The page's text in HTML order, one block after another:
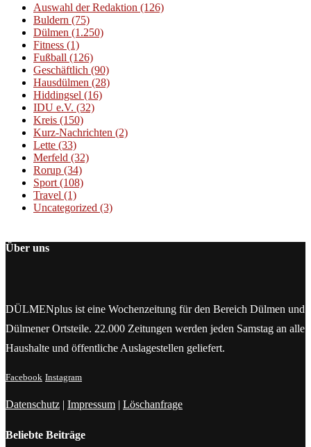
Auswahl der Redaktion (126)
Buldern (75)
Dülmen (1.250)
Fitness (1)
Fußball (126)
Geschäftlich (90)
Hausdülmen (28)
Hiddingsel (16)
IDU e.V. (32)
Kreis (150)
Kurz-Nachrichten (2)
Lette (33)
Merfeld (32)
Rorup (34)
Sport (108)
Travel (1)
Uncategorized (3)
Über uns
DÜLMENplus ist eine Wochenzeitung für den Bereich Dülmen und
Dülmener Ortsteile. 22.000 Zeitungen werden jeden Samstag an alle
Haushalte und öffentliche Auslagestellen geliefert.
Facebook Instagram
Datenschutz | Impressum | Löschanfrage
Beliebte Beiträge